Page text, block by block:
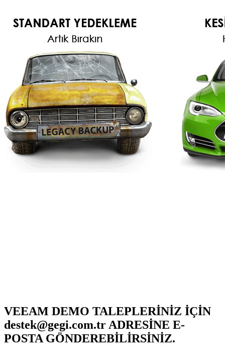
VEEAM DEMO TALEPLERİNİZ İÇİN
destek@gegi.com.tr ADRESİNE E-
POSTA GÖNDEREBİLİRSİNİZ.